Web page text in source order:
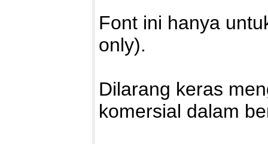
Font ini hanya
only).
Dilarang keras
komersial dalam